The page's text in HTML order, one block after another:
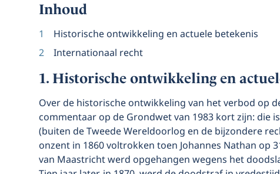
Inhoud
Historische ontwikkeling en actuele betekenis
Internationaal recht
Historische ontwikkeling en
Over de historische ontwikkeling van het verbod op
commentaar op de Grondwet van 1983 kort zijn: die
(buiten de Tweede Wereldoorlog en de bijzondere
onzent in 1860 voltrokken toen Johannes Nathan op
van Maastricht werd opgehangen wegens het